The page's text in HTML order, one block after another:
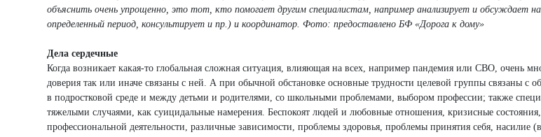
объяснить очень упрощенно, это тот, кто помогает другим специалистам, например анализирует и обсуждает
определенный период, консультирует и пр.) и координатор. Фото: предоставлено БФ «Дорога к дому»
Дела сердечные
Когда возникает какая-то глобальная сложная ситуация, влияющая на всех, например пандемия или СВО, очень
доверия так или иначе связаны с ней. А при обычной обстановке основные трудности целевой группы связаны с
в подростковой среде и между детьми и родителями, со школьными проблемами, выбором профессии; также
тяжелыми случаями, как суицидальные намерения. Беспокоят людей и любовные отношения, кризисные
профессиональной деятельности, различные зависимости, проблемы здоровья, проблемы принятия себя, насилие